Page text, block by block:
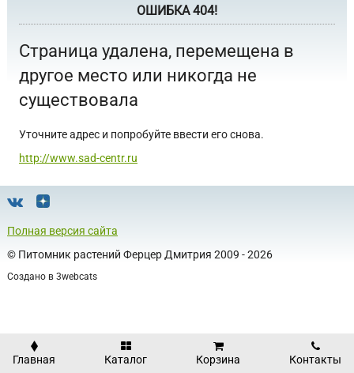
ОШИБКА 404!
Страница удалена, перемещена в
другое место или никогда не
существовала
Уточните адрес и попробуйте ввести его снова.
http://www.sad-centr.ru
Полная версия сайта
© Питомник растений Ферцер Дмитрия 2009 - 2026
Создано в 3webcats
Главная Каталог Корзина Контакты